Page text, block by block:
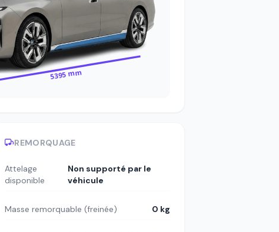
5395 mm
REMORQUAGE
Attelage
disponible
Non supporté par le
véhicule
Masse remorquable (freinée) 0 kg